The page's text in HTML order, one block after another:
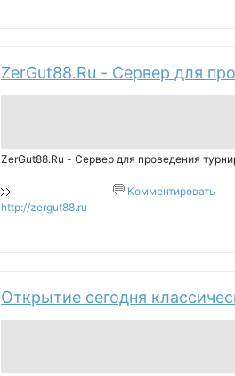
ZerGut88.Ru - Сервер для
ZerGut88.Ru - Сервер для проведения
http://zergut88.ru
Комментировать
Открытие сегодня